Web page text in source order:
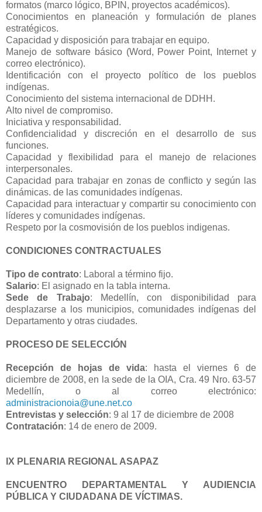
formatos (marco lógico, BPIN, proyectos académicos).
Conocimientos en planeación y formulación de planes
estratégicos.
Capacidad y disposición para trabajar en equipo.
Manejo de software básico (Word, Power Point, Internet y
correo electrónico).
Identificación con el proyecto político de los pueblos
indígenas.
Conocimiento del sistema internacional de DDHH.
Alto nivel de compromiso.
Iniciativa y responsabilidad.
Confidencialidad y discreción en el desarrollo de sus
funciones.
Capacidad y flexibilidad para el manejo de relaciones
interpersonales.
Capacidad para trabajar en zonas de conflicto y según las
dinámicas. de las comunidades indígenas.
Capacidad para interactuar y compartir su conocimiento con
líderes y comunidades indígenas.
Respeto por la cosmovisión de los pueblos indigenas.
CONDICIONES CONTRACTUALES
Tipo de contrato: Laboral a término fijo.
Salario: El asignado en la tabla interna.
Sede de Trabajo: Medellín, con disponibilidad para
desplazarse a los municipios, comunidades indígenas del
Departamento y otras ciudades.
PROCESO DE SELECCIÓN
Recepción de hojas de vida: hasta el viernes 6 de
diciembre de 2008, en la sede de la OIA, Cra. 49 Nro. 63-57
Medellín, o al correo electrónico:
administracionoia@une.net.co
Entrevistas y selección: 9 al 17 de diciembre de 2008
Contratación: 14 de enero de 2009.
IX PLENARIA REGIONAL ASAPAZ
ENCUENTRO DEPARTAMENTAL Y AUDIENCIA
PÚBLICA Y CIUDADANA DE VÍCTIMAS.